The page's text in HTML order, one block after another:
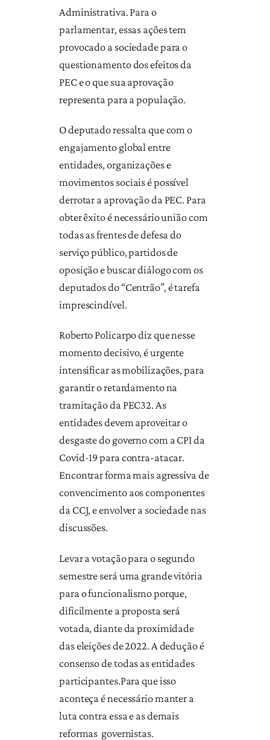
Administrativa. Para o
parlamentar, essas ações tem
provocado a sociedade para o
questionamento dos efeitos da
PEC e o que sua aprovação
representa para a população.
O deputado ressalta que com o
engajamento global entre
entidades, organizações e
movimentos sociais é possível
derrotar a aprovação da PEC. Para
obter êxito é necessário união com
todas as frentes de defesa do
serviço público, partidos de
oposição e buscar diálogo com os
deputados do “Centrão”, é tarefa
imprescindível.
Roberto Policarpo diz que nesse
momento decisivo, é urgente
intensificar as mobilizações, para
garantir o retardamento na
tramitação da PEC32. As
entidades devem aproveitar o
desgaste do governo com a CPI da
Covid-19 para contra-atacar.
Encontrar forma mais agressiva de
convencimento aos componentes
da CCJ, e envolver a sociedade nas
discussões.
Levar a votação para o segundo
semestre será uma grande vitória
para o funcionalismo porque,
dificilmente a proposta será
votada, diante da proximidade
das eleições de 2022. A dedução é
consenso de todas as entidades
participantes.Para que isso
aconteça é necessário manter a
luta contra essa e as demais
reformas governistas.